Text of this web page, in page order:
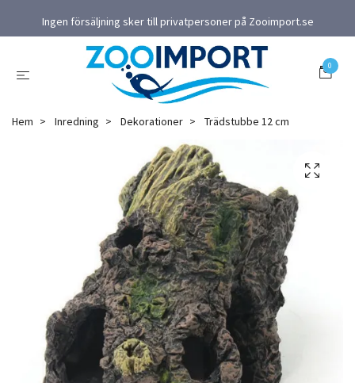
Ingen försäljning sker till privatpersoner på Zooimport.se
0
Hem Inredning Dekorationer Trädstubbe 12 cm